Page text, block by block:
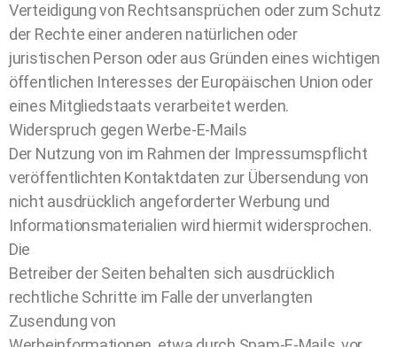
Verteidigung von Rechtsansprüchen oder zum Schutz
der Rechte einer anderen natürlichen oder
juristischen Person oder aus Gründen eines wichtigen
öffentlichen Interesses der Europäischen Union oder
eines Mitgliedstaats verarbeitet werden.
Widerspruch gegen Werbe-E-Mails
Der Nutzung von im Rahmen der Impressumspflicht
veröffentlichten Kontaktdaten zur Übersendung von
nicht ausdrücklich angeforderter Werbung und
Informationsmaterialien wird hiermit widersprochen.
Die
Betreiber der Seiten behalten sich ausdrücklich
rechtliche Schritte im Falle der unverlangten
Zusendung von